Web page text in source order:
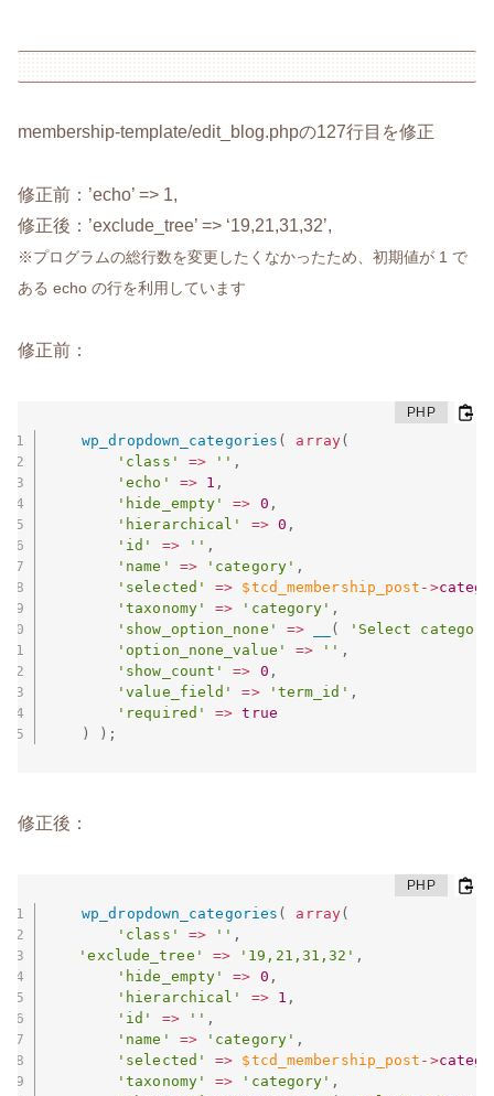
membership-template/edit_blog.phpの127行目を修正
修正前：’echo’ => 1,
修正後：’exclude_tree’ => ‘19,21,31,32’,
※プログラムの総行数を変更したくなかったため、初期値が 1 で
ある echo の行を利用しています
修正前：
wp_dropdown_categories ( array(
'class'
=> '' ,
'echo'
=> 1 ,
'hide_empty'
=> 0 ,
'hierarchical'
=> 0 ,
'id'
=> '' ,
'name'
=> 'category' ,
'selected'
=> $tcd_membership_post - >
'taxonomy'
=> 'category' ,
'show_option_none'
=> (
'Select
'option_none_value'
=> '' ,
'show_count'
=> 0 ,
'value_field'
=> 'term_id' ,
'required'
=> true
)
) ;
修正後：
wp_dropdown_categories ( array(
'class'
=> '' ,
'exclude_tree'
=> '19,21,31,32' ,
'hide_empty'
=> 0 ,
'hierarchical'
=> 1 ,
'id'
=> '' ,
'name'
=> 'category' ,
'selected'
=> $tcd_membership_post - >
'taxonomy'
=> 'category' ,